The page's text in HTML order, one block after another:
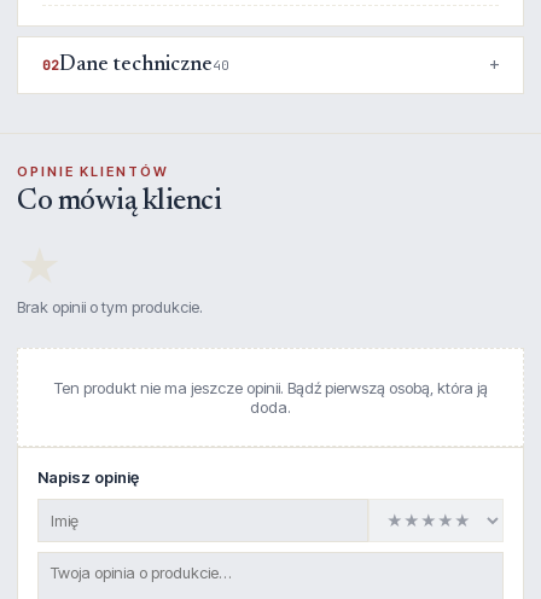
02Dane techniczne40
OPINIE KLIENTÓW
Co mówią klienci
Brak opinii o tym produkcie.
Ten produkt nie ma jeszcze opinii. Bądź pierwszą osobą, która ją
doda.
Napisz opinię